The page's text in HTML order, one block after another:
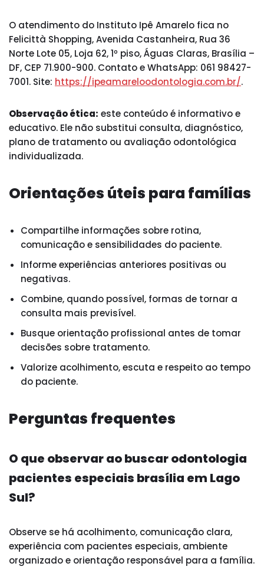
O atendimento do Instituto Ipê Amarelo fica no
Felicittà Shopping, Avenida Castanheira, Rua 36
Norte Lote 05, Loja 62, 1º piso, Águas Claras, Brasília –
DF, CEP 71.900-900. Contato e WhatsApp: 061 98427-
7001. Site: https://ipeamareloodontologia.com.br/.
Observação ética: este conteúdo é informativo e
educativo. Ele não substitui consulta, diagnóstico,
plano de tratamento ou avaliação odontológica
individualizada.
Orientações úteis para famílias
Compartilhe informações sobre rotina,
comunicação e sensibilidades do paciente.
Informe experiências anteriores positivas ou
negativas.
Combine, quando possível, formas de tornar a
consulta mais previsível.
Busque orientação profissional antes de tomar
decisões sobre tratamento.
Valorize acolhimento, escuta e respeito ao tempo
do paciente.
Perguntas frequentes
O que observar ao buscar odontologia
pacientes especiais brasília em Lago
Sul?
Observe se há acolhimento, comunicação clara,
experiência com pacientes especiais, ambiente
organizado e orientação responsável para a família.